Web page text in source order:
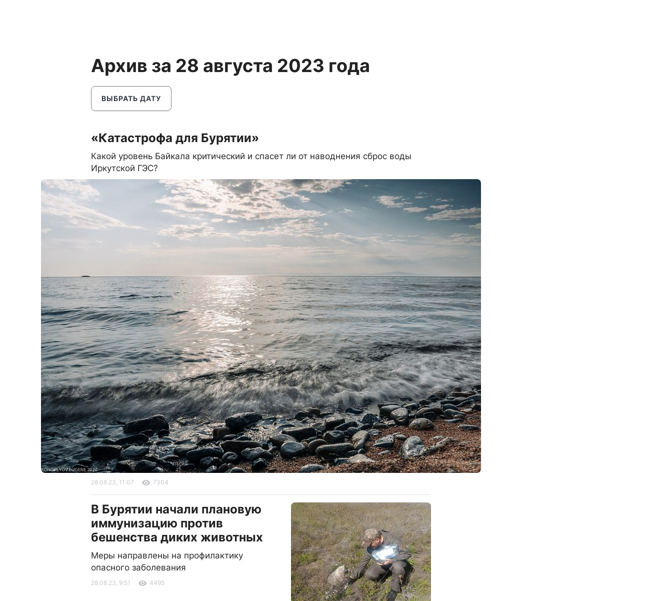
Архив за 28 августа 2023 года
ВЫБРАТЬ ДАТУ
«Катастрофа для Бурятии»
Какой уровень Байкала критический и спасет ли от наводнения сброс воды
Иркутской ГЭС?
28.08.23, 11:07 7304
В Бурятии начали плановую
иммунизацию против
бешенства диких животных
Меры направлены на профилактику
опасного заболевания
28.08.23, 9:51 4495